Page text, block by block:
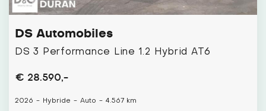
DS Automobiles
DS 3 Performance Line 1.2 Hybrid AT6
€ 28.590,-
2026 - Hybride - Auto - 4.567 km